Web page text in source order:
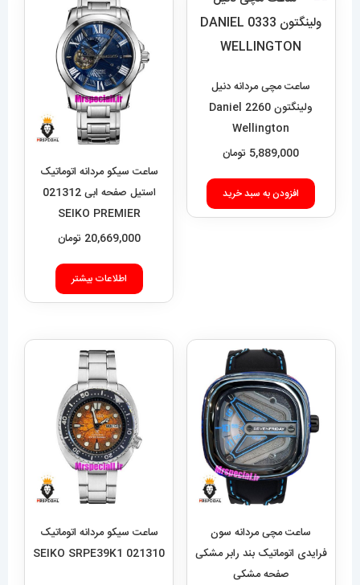
ساعت مچی مردانه دنیل
ولینگتون 2260 Daniel
Wellington
5,889,000 تومان
افزودن به سبد خرید
ساعت سیکو مردانه اتوماتیک
استیل صفحه ابی 021312
SEIKO PREMIER
20,669,000 تومان
اطلاعات بیشتر
ساعت مچی مردانه سون
فرایدی اتوماتیک بند رابر مشکی
صفحه مشکی
ساعت سیکو مردانه اتوماتیک
021310 SEIKO SRPE39K1